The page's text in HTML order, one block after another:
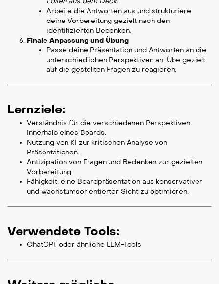
Arbeite die Antworten aus und strukturiere
deine Vorbereitung gezielt nach den
identifizierten Bedenken.
Finale Anpassung und Übung
Passe deine Präsentation und Antworten an die
unterschiedlichen Perspektiven an. Übe gezielt
auf die gestellten Fragen zu reagieren.
Lernziele:
Verständnis für die verschiedenen Perspektiven
innerhalb eines Boards.
Nutzung von KI zur kritischen Analyse von
Präsentationen.
Antizipation von Fragen und Bedenken zur gezielten
Vorbereitung.
Fähigkeit, eine Boardpräsentation aus konservativer
und wachstumsorientierter Sicht zu optimieren.
Verwendete Tools:
ChatGPT oder ähnliche LLM-Tools